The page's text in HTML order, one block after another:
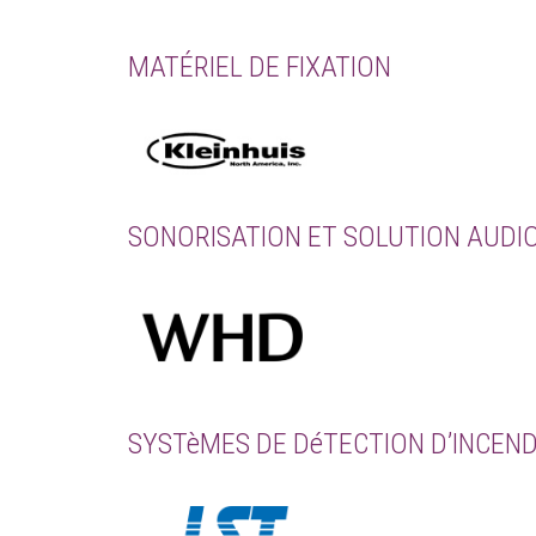
MATÉRIEL DE FIXATION
SONORISATION ET SOLUTION
SYSTèMES DE DéTECTION